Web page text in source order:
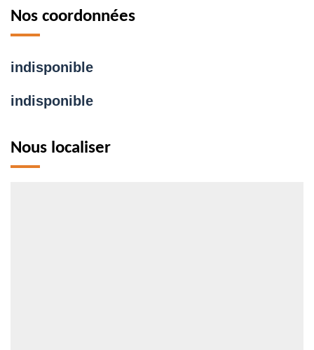
Nos coordonnées
indisponible
indisponible
Nous localiser